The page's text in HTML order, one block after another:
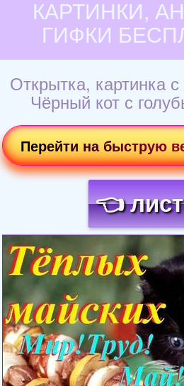
КАРТИНКИ,
ГИФКИ
Открытка, картинка
Чёрный кот с
Перейти на быструю
👈
Загрузка